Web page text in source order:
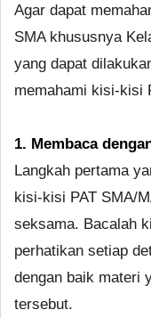
Agar dapat
SMA khususnya
yang dapat
memahami kisi-kisi
1. Membaca
Langkah pertama
kisi-kisi PAT SMA/
seksama. Bacalah
perhatikan setiap
dengan baik materi
tersebut.